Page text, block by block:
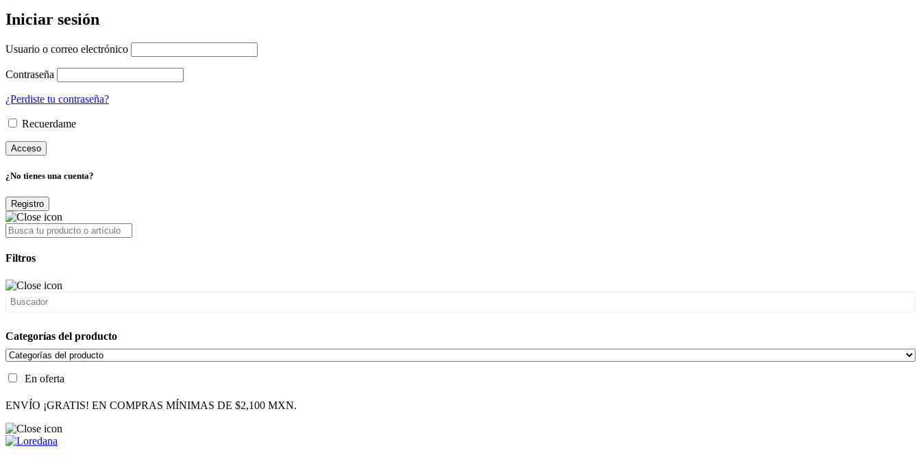
Iniciar sesión
Usuario o correo electrónico
Contraseña
¿Perdiste tu contraseña?
Recuerdame
¿No tienes una cuenta?
Registro
Filtros
Categorías del producto
En oferta
ENVÍO ¡GRATIS! EN COMPRAS MÍNIMAS DE $2,100 MXN.